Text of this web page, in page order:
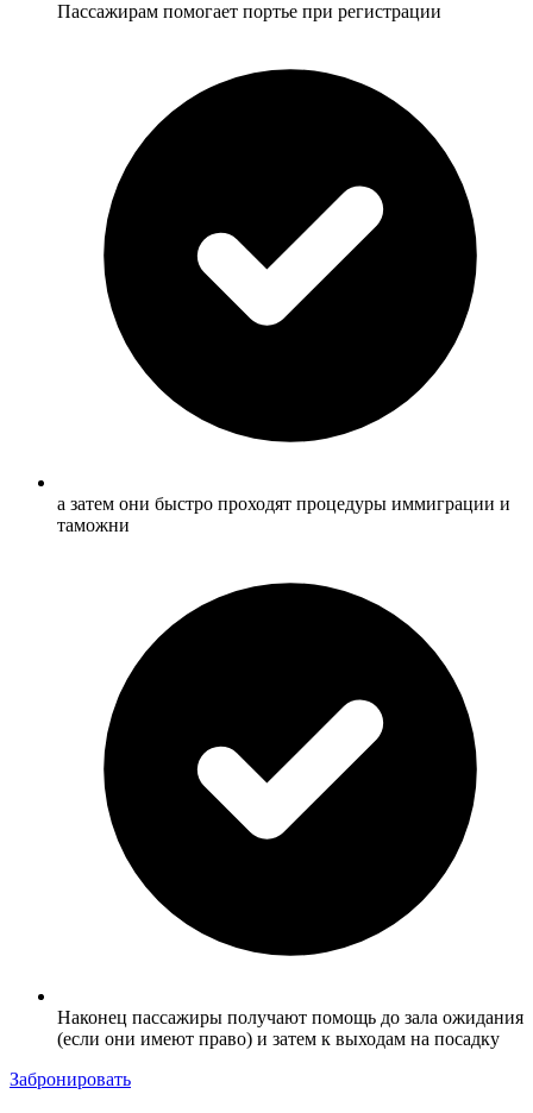
Пассажирам помогает портье при регистрации
а затем они быстро проходят процедуры иммиграции и
таможни
Наконец пассажиры получают помощь до зала ожидания
(если они имеют право) и затем к выходам на посадку
Забронировать